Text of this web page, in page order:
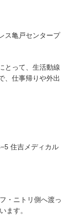
ス亀戸センタープ
とって、生活動線
、仕事帰りや外出
住吉メディカル
・ニトリ側へ渡っ
ます。